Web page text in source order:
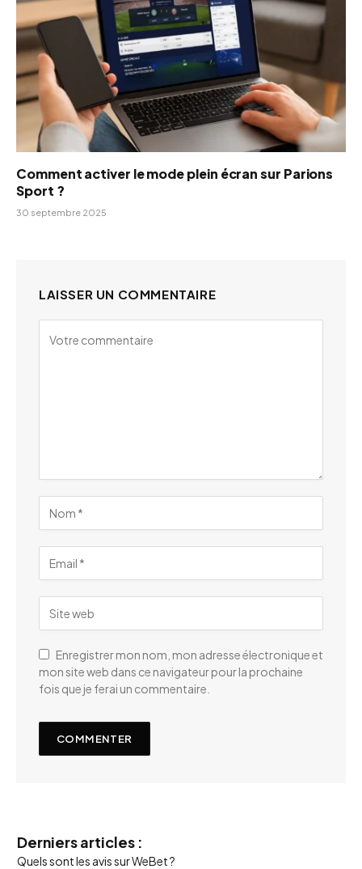
Comment activer le mode plein écran sur Parions
Sport ?
30 septembre 2025
LAISSER UN COMMENTAIRE
Enregistrer mon nom, mon adresse électronique et
mon site web dans ce navigateur pour la prochaine
fois que je ferai un commentaire.
Derniers articles :
Quels sont les avis sur WeBet ?